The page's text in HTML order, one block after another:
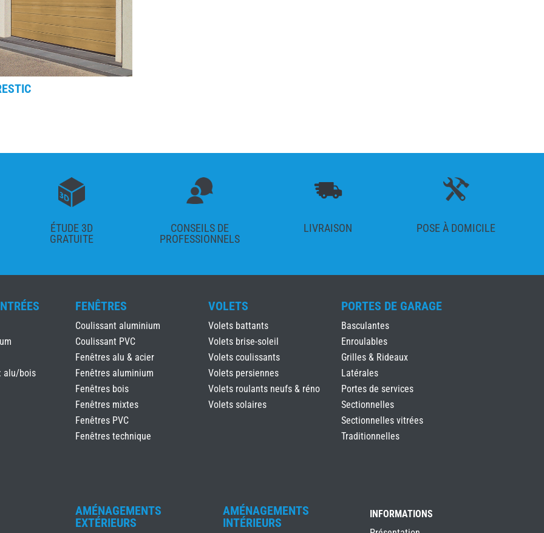
ÉTUDE 3D
GRATUITE
CONSEILS DE
PROFESSIONNELS
LIVRAISON POSE À DOMICILE
alu/bois
FENÊTRES
Coulissant aluminium
Coulissant PVC
Fenêtres alu & acier
Fenêtres aluminium
Fenêtres bois
Fenêtres mixtes
Fenêtres PVC
Fenêtres technique
VOLETS
Volets battants
Volets brise-soleil
Volets coulissants
Volets persiennes
Volets roulants neufs & réno
Volets solaires
PORTES DE GARAGE
Basculantes
Enroulables
Grilles & Rideaux
Latérales
Portes de services
Sectionnelles
Sectionnelles vitrées
Traditionnelles
AMÉNAGEMENTS
EXTÉRIEURS
AMÉNAGEMENTS
INTÉRIEURS
INFORMATIONS